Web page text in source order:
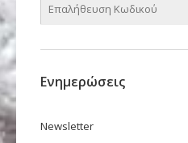
Ενημερώσεις
Newsletter